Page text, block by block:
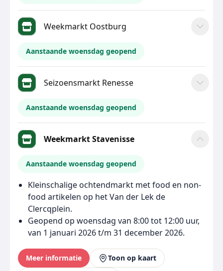
Weekmarkt Oostburg
Aanstaande woensdag geopend
Seizoensmarkt Renesse
Aanstaande woensdag geopend
Weekmarkt Stavenisse
Aanstaande woensdag geopend
Kleinschalige ochtendmarkt met food en non-
food artikelen op het Van der Lek de
Clercqplein.
Geopend op woensdag van 8:00 tot 12:00 uur,
van 1 januari 2026 t/m 31 december 2026.
Meer informatie Toon op kaart